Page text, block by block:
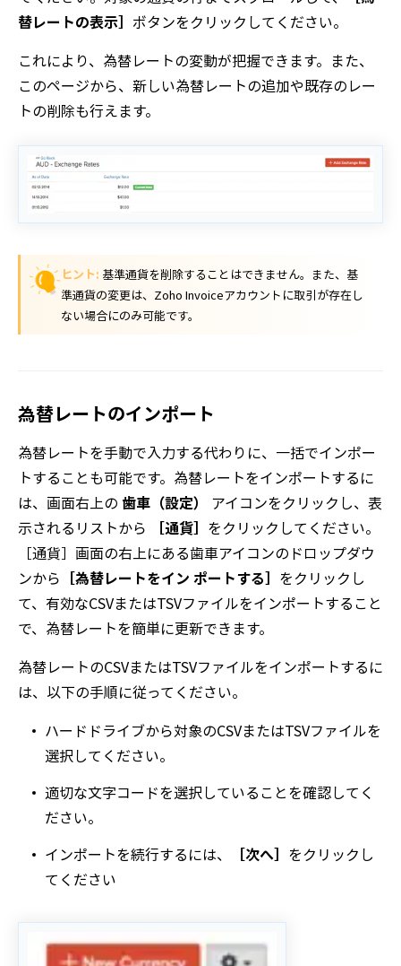
替レートの表示］ ボタンをクリックしてください。
これにより、為替レートの変動が把握できます。また、
このページから、新しい為替レートの追加や既存のレー
トの削除も行えます。
ヒント: 基準通貨を削除することはできません。また、基
準通貨の変更は、Zoho Invoiceアカウントに取引が存在し
ない場合にのみ可能です。
為替レートのインポート
為替レートを手動で入力する代わりに、一括でインポー
トすることも可能です。為替レートをインポートするに
は、画面右上の 歯車（設定）
アイコンをクリックし、表
示されるリストから
［通貨］ をクリックしてください。
［通貨］画面の右上にある歯車アイコンのドロップダウ
ンから ［為替レートをイン ポートする］ をクリックし
て、有効なCSVまたはTSVファイルをインポートすること
で、為替レートを簡単に更新できます。
為替レートのCSVまたはTSVファイルをインポートするに
は、以下の手順に従ってください。
ハードドライブから対象のCSVまたはTSVファイルを
選択してください。
適切な文字コードを選択していることを確認してく
ださい。
インポートを続行するには、
［次へ］ をクリックし
てください